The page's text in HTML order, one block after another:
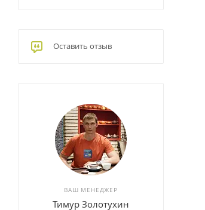
Оставить отзыв
ВАШ МЕНЕДЖЕР
Тимур Золотухин